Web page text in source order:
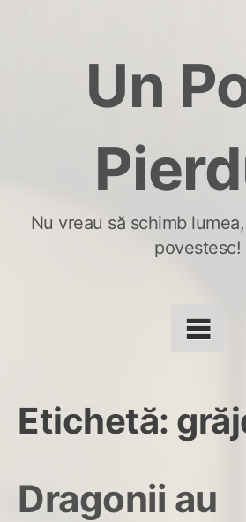
Un
Nu vreau să schimb
povestesc!
Etichetă:
Dragonii au